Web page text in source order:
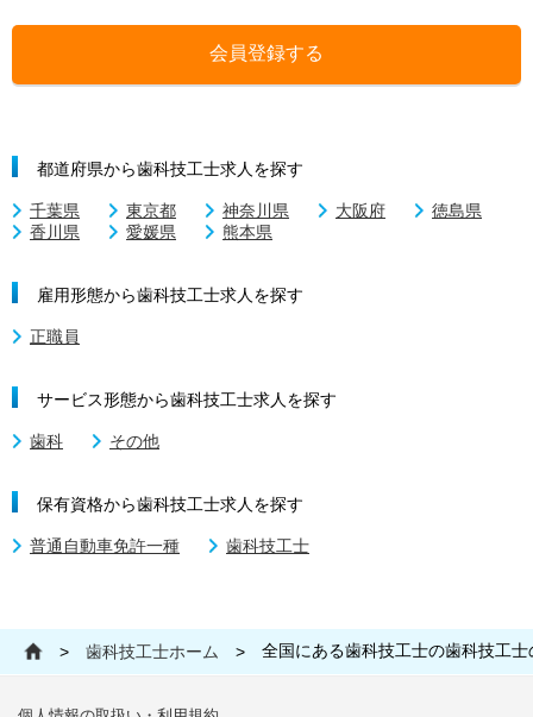
会員登録する
都道府県から歯科技工士求人を探す
千葉県 東京都 神奈川県 大阪府
徳島県
香川県
愛媛県 熊本県
雇用形態から歯科技工士求人を探す
正職員
サービス形態から歯科技工士求人を探す
歯科 その他
保有資格から歯科技工士求人を探す
普通自動車免許一種 歯科技工士
> 歯科技工士ホーム > 全国にある歯科技工士の歯科技工士